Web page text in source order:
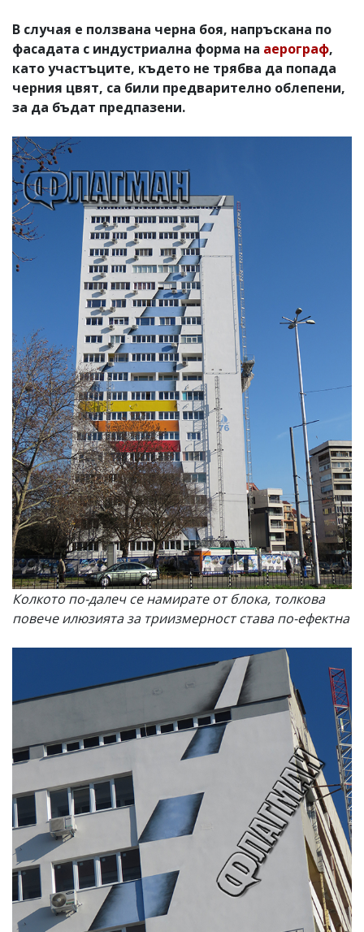
В случая е ползвана черна боя, напръскана по
фасадата с индустриална форма на аерограф,
като участъците, където не трябва да попада
черния цвят, са били предварително облепени,
за да бъдат предпазени.
Колкото по-далеч се намирате от блока, толкова
повече илюзията за триизмерност става по-ефектна